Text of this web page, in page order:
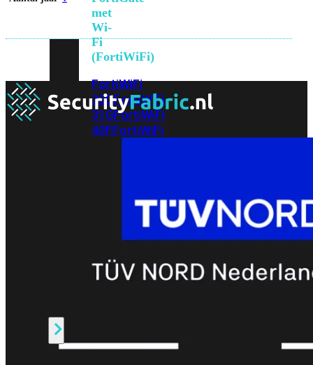
met
Wi-
Fi
(FortiWiFi)
FortiWiFi
30GFortiWiFi
31GFortiWiFi
40FFortiWiFi
FortiWiFi
FortiWiFi
FortiWiFi
81F
Alle